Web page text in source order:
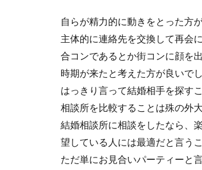
自らが精力的に動きをとった方
主体的に連絡先を交換して再会
合コンであるとか街コンに顔を
時期が来たと考えた方が良いで
はっきり言って結婚相手を探す
相談所を比較することは殊の外
結婚相談所に相談をしたなら、
望している人には最適だと言う
ただ単にお見合いパーティーと